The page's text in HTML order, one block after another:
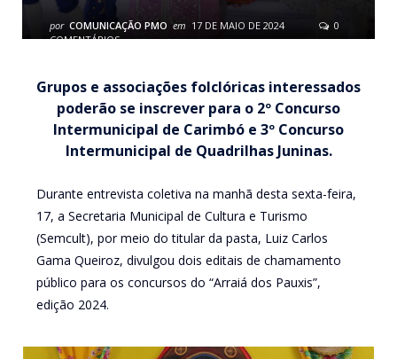
por COMUNICAÇÃO PMO em 17 DE MAIO DE 2024
0
COMENTÁRIOS
Grupos e associações folclóricas interessados
poderão se inscrever para o 2º Concurso
Intermunicipal de Carimbó e 3º Concurso
Intermunicipal de Quadrilhas Juninas.
Durante entrevista coletiva na manhã desta sexta-feira,
17, a Secretaria Municipal de Cultura e Turismo
(Semcult), por meio do titular da pasta, Luiz Carlos
Gama Queiroz, divulgou dois editais de chamamento
público para os concursos do “Arraiá dos Pauxis”,
edição 2024.